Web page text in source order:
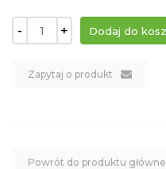
- +
Zapytaj o produkt
Powrót do produktu